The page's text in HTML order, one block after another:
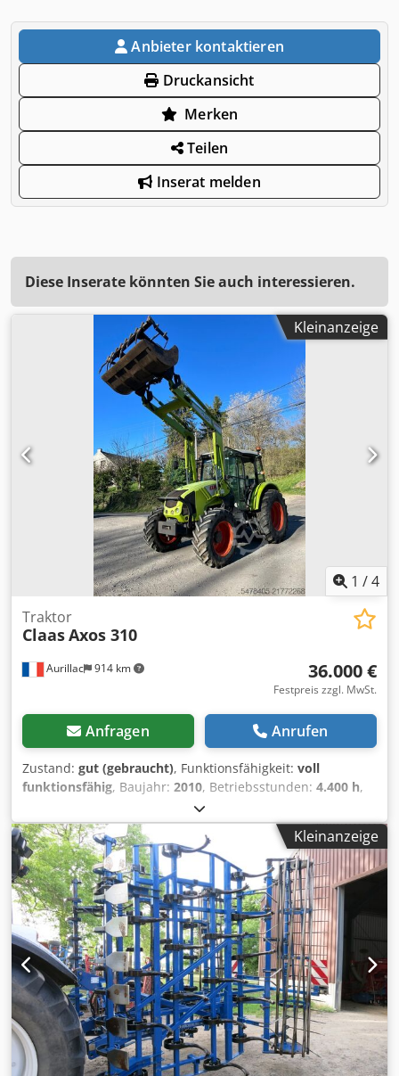
Anbieter kontaktieren
Druckansicht
Merken
Teilen
Inserat melden
Diese Inserate könnten Sie auch interessieren.
Kleinanzeige
1 /4
Aurillac 914 km
Traktor
ClaasAxos 310
36.000 €
Festpreis zzgl. MwSt.
Anfragen Anrufen
Zustand: gut (gebraucht), Funktionsfähigkeit: voll
funktionsfähig, Baujahr: 2010, Betriebsstunden: 4.400 h,
55,16 kW (75,00 PS),
Maschinen-/Fahrzeugnummer:A2204DAA2203584,
Ausstattung:Kabine, Hydraulischer Wendegetriebe, ohne
Klimaanlage, FL80 Lader Cedpsy Eq Upofx Af Djha
Kleinanzeige